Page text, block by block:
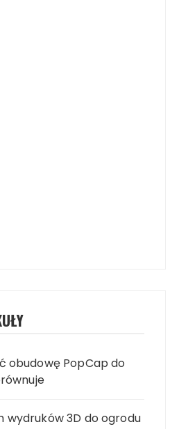
obudowę PopCap do
wydruków 3D do ogrodu